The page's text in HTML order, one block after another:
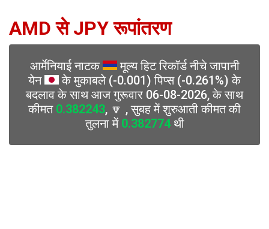
AMD से JPY रूपांतरण
आर्मेनियाई नाटक
मूल्य हिट रिकॉर्ड नीचे जापानी
येन
के मुकाबले (-0.001) पिप्स (-0.261%) के
बदलाव के साथ आज गुरूवार 06-08-2026, के साथ
कीमत 0.382243, 🔽 , सुबह में शुरुआती कीमत की
तुलना में 0.382774थी